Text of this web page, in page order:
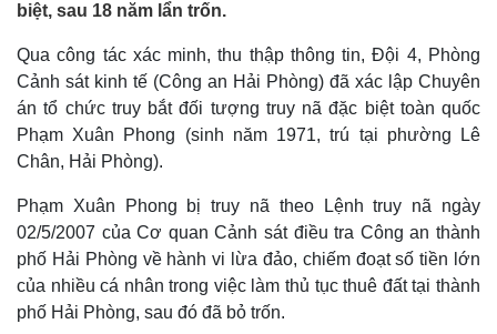
biệt, sau 18 năm lẩn trốn.
Qua công tác xác minh, thu thập thông tin, Đội 4, Phòng
Cảnh sát kinh tế (Công an Hải Phòng) đã xác lập Chuyên
án tổ chức truy bắt đối tượng truy nã đặc biệt toàn quốc
Phạm Xuân Phong (sinh năm 1971, trú tại phường Lê
Chân, Hải Phòng).
Phạm Xuân Phong bị truy nã theo Lệnh truy nã ngày
02/5/2007 của Cơ quan Cảnh sát điều tra Công an thành
phố Hải Phòng về hành vi lừa đảo, chiếm đoạt số tiền lớn
của nhiều cá nhân trong việc làm thủ tục thuê đất tại thành
phố Hải Phòng, sau đó đã bỏ trốn.